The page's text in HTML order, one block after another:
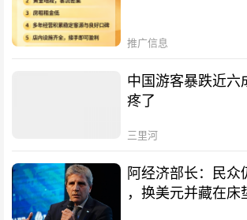
推广信息
中国游客暴跌近六
疼了
三里河
阿经济部长：民众
，换美元并藏在床